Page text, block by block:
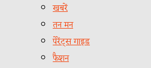
खबरें
तन मन
पेरेंट्स गाइड
फैशन